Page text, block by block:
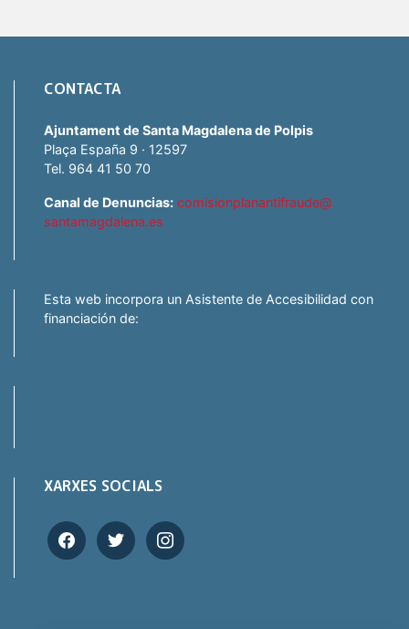
CONTACTA
Ajuntament de Santa Magdalena de Polpis
Plaça España 9 · 12597
Tel. 964 41 50 70
Canal de Denuncias: comisionplanantifraude@
santamagdalena.es
Esta web incorpora un Asistente de Accesibilidad con
financiación de:
XARXES SOCIALS
facebooktwitter instagram